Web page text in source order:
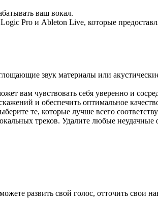
ваш вокал.
Pro и Ableton Live, которые
звук материалы или
вам чувствовать себя уверенно и
и обеспечить оптимальное
те, которые лучше всего
треков. Удалите любые
развить свой голос, отточить свои